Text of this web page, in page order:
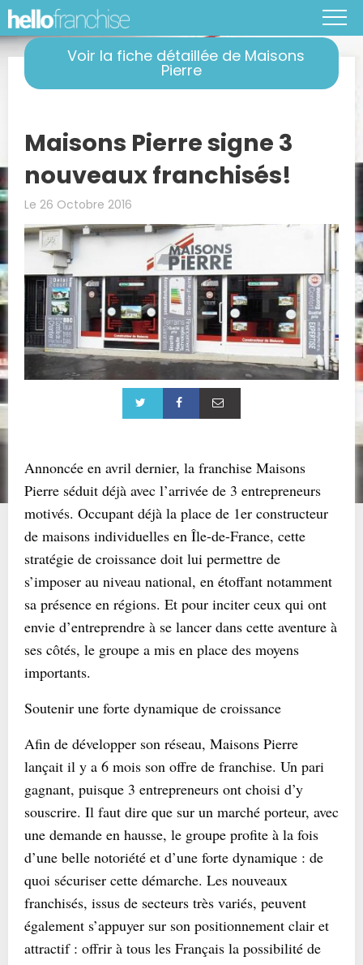
Voir la fiche détaillée de Maisons
Pierre
Maisons Pierre signe 3
nouveaux franchisés!
Le 26 Octobre 2016
Annoncée en avril dernier, la franchise Maisons
Pierre séduit déjà avec l’arrivée de 3 entrepreneurs
motivés. Occupant déjà la place de 1er constructeur
de maisons individuelles en Île-de-France, cette
stratégie de croissance doit lui permettre de
s’imposer au niveau national, en étoffant notamment
sa présence en régions. Et pour inciter ceux qui ont
envie d’entreprendre à se lancer dans cette aventure à
ses côtés, le groupe a mis en place des moyens
importants.
Soutenir une forte dynamique de croissance
Afin de développer son réseau, Maisons Pierre
lançait il y a 6 mois son offre de franchise. Un pari
gagnant, puisque 3 entrepreneurs ont choisi d’y
souscrire. Il faut dire que sur un marché porteur, avec
une demande en hausse, le groupe profite à la fois
d’une belle notoriété et d’une forte dynamique : de
quoi sécuriser cette démarche. Les nouveaux
franchisés, issus de secteurs très variés, peuvent
également s’appuyer sur son positionnement clair et
attractif : offrir à tous les Français la possibilité de